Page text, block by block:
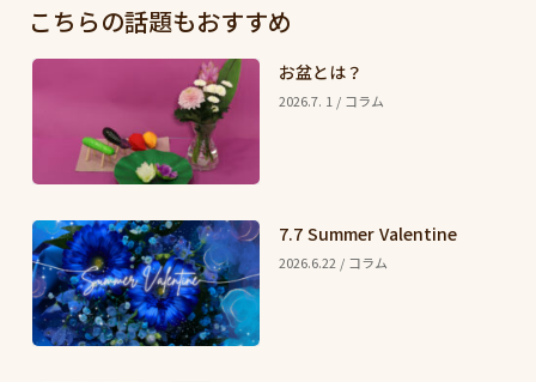
こちらの話題もおすすめ
お盆とは？
2026.7. 1 / コラム
7.7 Summer Valentine
2026.6.22 / コラム